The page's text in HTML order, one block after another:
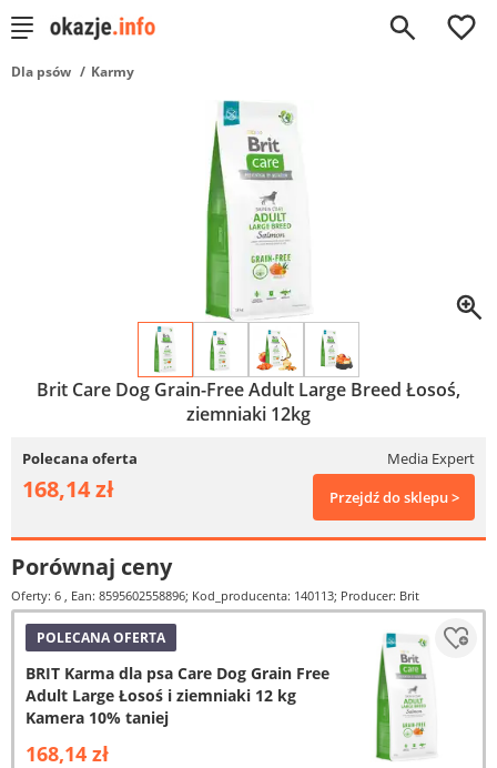
0
Dla psów Karmy
Brit Care Dog Grain-Free Adult Large Breed Łosoś,
ziemniaki 12kg
Polecana oferta Media Expert
168,14 zł Przejdź do sklepu >
Porównaj ceny
Oferty: 6 , Ean: 8595602558896; Kod_producenta: 140113; Producer: Brit
POLECANA OFERTA
BRIT Karma dla psa Care Dog Grain Free
Adult Large Łosoś i ziemniaki 12 kg
Kamera 10% taniej
168,14 zł